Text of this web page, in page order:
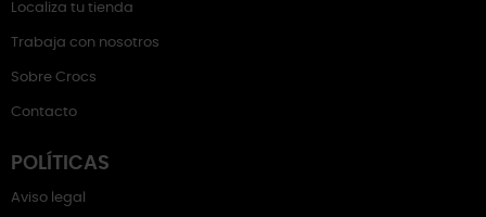
Localiza tu tienda
Trabaja con nosotros
Sobre Crocs
Contacto
POLÍTICAS
Aviso legal